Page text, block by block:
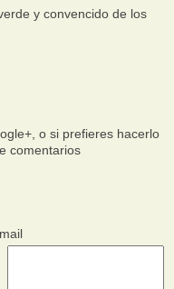
y convencido de los
o si prefieres hacerlo
comentarios